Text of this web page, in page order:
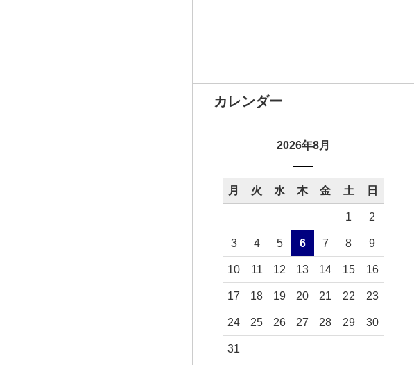
カレンダー
2026年8月
月 火 水 木 金 土 日
1 2
3 4 5 6 7 8 9
10 11 12 13 14 15 16
17 18 19 20 21 22 23
24 25 26 27 28 29 30
31